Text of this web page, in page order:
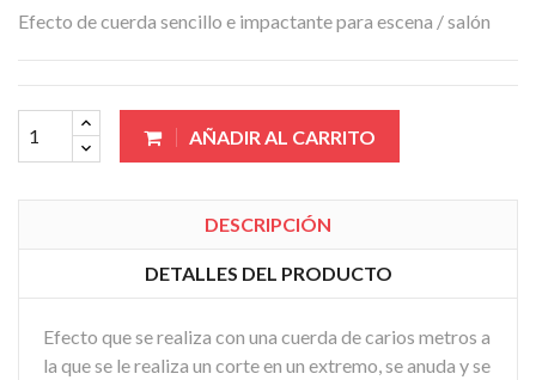
Efecto de cuerda sencillo e impactante para escena / salón
AÑADIR AL CARRITO
DESCRIPCIÓN
DETALLES DEL PRODUCTO
Efecto que se realiza con una cuerda de carios metros a
la que se le realiza un corte en un extremo, se anuda y se